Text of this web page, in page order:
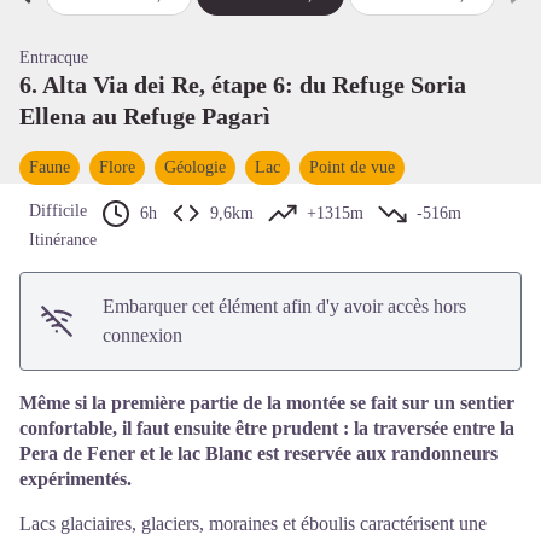
Voir l'image en plein écran
Étape précédente
Entracque
6. Alta Via dei Re, étape 6: du Refuge Soria
Ellena au Refuge Pagarì
Faune Flore Géologie Lac Point de vue
Difficile 6h 9,6km +1315m
-516m
Itinérance
Embarquer cet élément afin d'y avoir accès hors
connexion
Même si la première partie de la montée se fait sur un sentier
confortable, il faut ensuite être prudent : la traversée entre la
Pera de Fener et le lac Blanc est reservée aux randonneurs
expérimentés.
Lacs glaciaires, glaciers, moraines et éboulis caractérisent une